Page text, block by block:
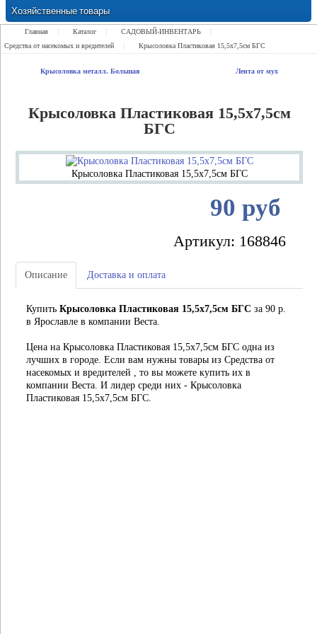
Хозяйственные товары
Замки Ручки Петли Засовы Проушины
Главная Каталог САДОВЫЙ-ИНВЕНТАРЬ
Средства от насекомых и вредителей
Крысоловка Пластиковая 15,5х7,5см БГС
Крысоловка металл. Большая Лента от мух
Крысоловка Пластиковая 15,5х7,5см
БГС
Крысоловка Пластиковая 15,5х7,5см БГС
90 руб
Артикул: 168846
Описание Доставка и оплата
Купить Крысоловка Пластиковая 15,5х7,5см БГС за 90 р.
в Ярославле в компании Веста.
Цена на Крысоловка Пластиковая 15,5х7,5см БГС одна из
лучших в городе. Если вам нужны товары из Средства от
насекомых и вредителей , то вы можете купить их в
компании Веста. И лидер среди них - Крысоловка
Пластиковая 15,5х7,5см БГС.